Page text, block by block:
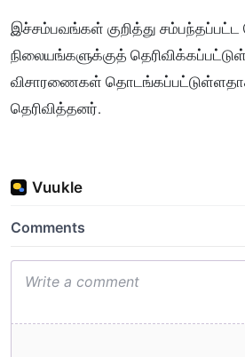
இச்சம்பவங்கள் குறித்து சம்பந்தப்பட்ட
நிலையங்களுக்குத்
விசாரணைகள்
தெரிவித்தனர்.